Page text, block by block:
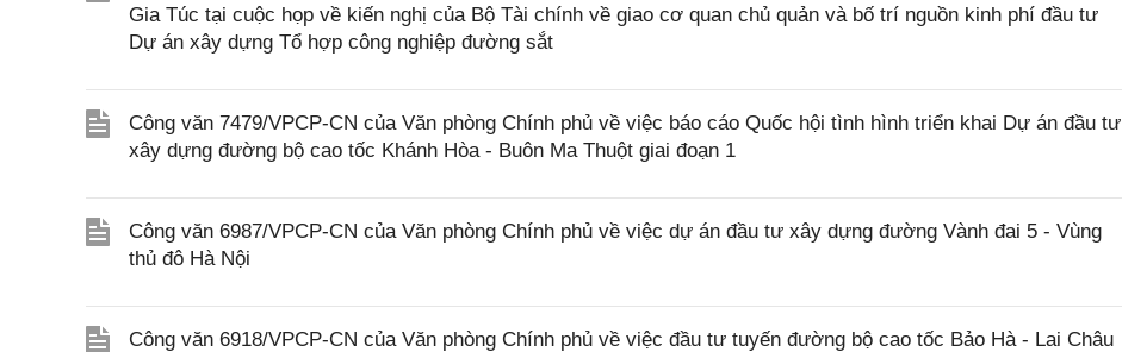
Gia Túc tại cuộc họp về kiến nghị của Bộ Tài chính về giao cơ quan chủ quản và bố trí nguồn kinh phí đầu tư
Dự án xây dựng Tổ hợp công nghiệp đường sắt
Công văn 7479/VPCP-CN của Văn phòng Chính phủ về việc báo cáo Quốc hội tình hình triển khai Dự án đầu tư
xây dựng đường bộ cao tốc Khánh Hòa - Buôn Ma Thuột giai đoạn 1
Công văn 6987/VPCP-CN của Văn phòng Chính phủ về việc dự án đầu tư xây dựng đường Vành đai 5 - Vùng
thủ đô Hà Nội
Công văn 6918/VPCP-CN của Văn phòng Chính phủ về việc đầu tư tuyến đường bộ cao tốc Bảo Hà - Lai Châu